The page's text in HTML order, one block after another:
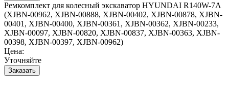
Ремкомплект для колесный экскаватор HYUNDAI R140W-7A
(XJBN-00962, XJBN-00888, XJBN-00402, XJBN-00878, XJBN-
00401, XJBN-00400, XJBN-00361, XJBN-00362, XJBN-00233,
XJBN-00097, XJBN-00820, XJBN-00837, XJBN-00363, XJBN-
00398, XJBN-00397, XJBN-00962)
Цена:
Уточняйте